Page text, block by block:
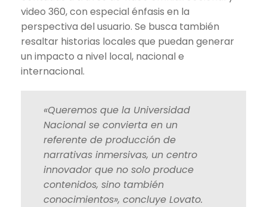
video 360, con especial énfasis en la
perspectiva del usuario. Se busca también
resaltar historias locales que puedan generar
un impacto a nivel local, nacional e
internacional.
«Queremos que la Universidad
Nacional se convierta en un
referente de producción de
narrativas inmersivas, un centro
innovador que no solo produce
contenidos, sino también
conocimientos», concluye Lovato.